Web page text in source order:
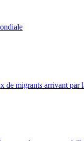
de migrants arrivant par